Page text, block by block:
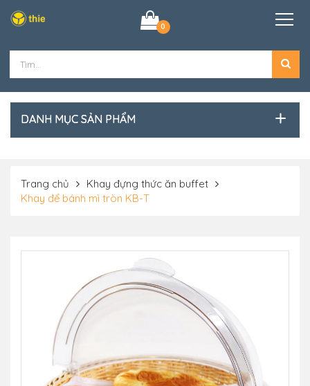
0
DANH MỤC SẢN PHẨM
Trang chủ
Khay đựng thức ăn buffet
Khay để bánh mì tròn KB-T